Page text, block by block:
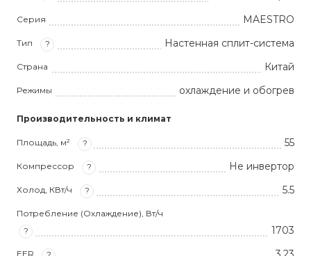
Серия MAESTRO
Тип ? Настенная сплит-система
Страна Китай
Режимы охлаждение и обогрев
Производительность и климат
Площадь, м² ? 55
Компрессор ? Не инвертор
Холод, КВт/ч ? 5.5
Потребление (Охлаждение), Вт/ч
?
1703
EER